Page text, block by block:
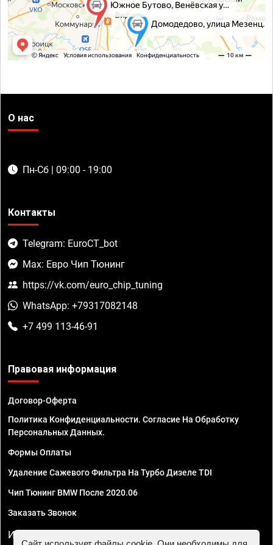
О нас
Пн-Сб | 09:00 - 19:00
Контакты
Telegram: EuroCT_bot
Max: Евро Чип Тюнинг
https://vk.com/euro_chip_tuning
WhatsApp: +79317082148
+7 499 113-46-91
Правовая информация
Договор-Оферта
Политика Конфиденциальности. Согласие На Обработку
Персональных Данных.
Формы Оплаты
Удаление Сажевого Фильтра На Турбо Дизеле TDI
Чип Тюнинг BMW После 2020.06
Заказать Звонок
ИП Смирнов Георгий Павлович. ИНН 781302555843,